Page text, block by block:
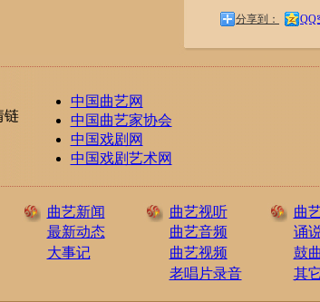
分享到： QQ
链
中国曲艺网
中国曲艺家协会
中国戏剧网
中国戏剧艺术网
曲艺新闻
最新动态
大事记
曲艺视听
曲艺音频
曲艺视频
老唱片录音
曲
诵
鼓
其